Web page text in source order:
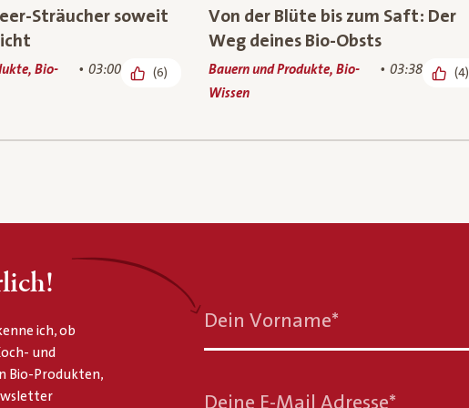
Sträucher soweit
Bio- 03:00 (6)
Von der Blüte bis zum Saft: Der
Weg deines Bio-Obsts
Bauern und Produkte, Bio-
Wissen
03:38 (4)
ich, ob
und
Bio-Produkten,
Dein Vorname*
Deine E-Mail Adresse*